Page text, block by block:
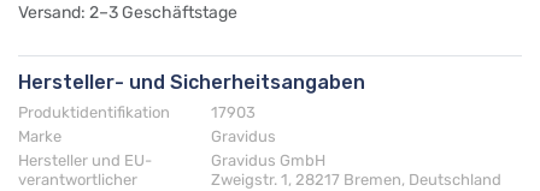
Versand: 2–3 Geschäftstage
Hersteller- und Sicherheitsangaben
Produktidentifikation
17903
Marke
Gravidus
Hersteller und EU-
verantwortlicher
Gravidus GmbH
Zweigstr. 1, 28217 Bremen, Deutschland